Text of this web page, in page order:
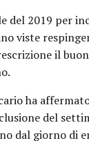
2019 per
viste
il
ha
del
dal giorno di